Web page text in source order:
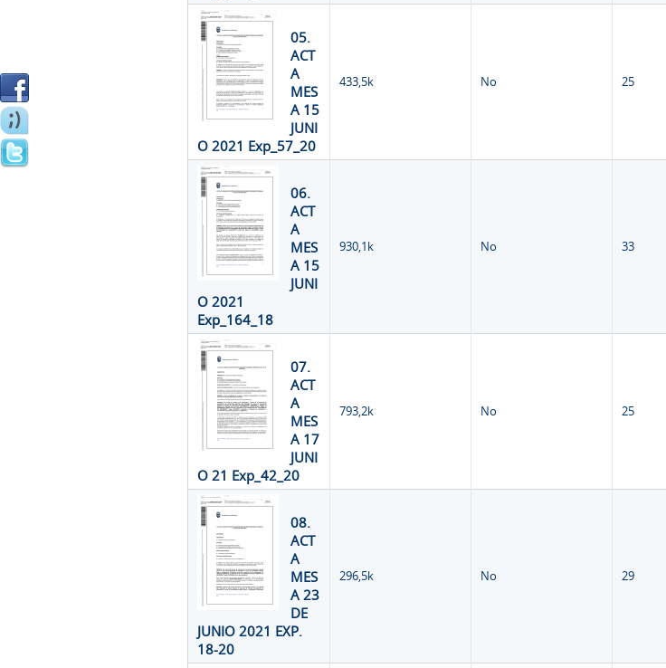
05.
ACT
A
MES
A 15
JUNI
O 2021 Exp_57_20
433,5k No 25
06.
ACT
A
MES
A 15
JUNI
O 2021
Exp_164_18
930,1k No 33
07.
ACT
A
MES
A 17
JUNI
O 21 Exp_42_20
793,2k No 25
08.
ACT
A
MES
A 23
DE
JUNIO 2021 EXP.
18-20
296,5k No 29